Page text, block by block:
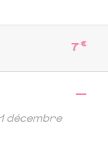
7 €
—
décembre